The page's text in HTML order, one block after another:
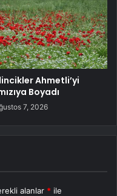
Ahmetli’yi
Boyadı
7, 2026
alanlar * ile